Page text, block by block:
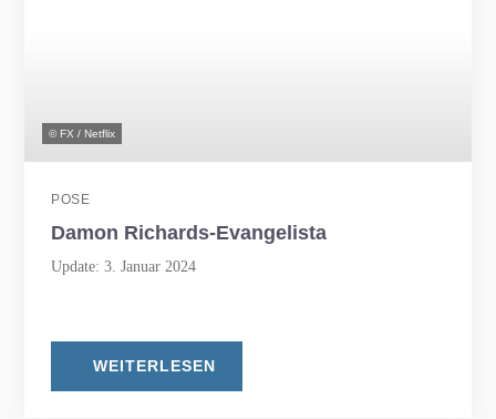
© FX / Netflix
POSE
Damon Richards-Evangelista
Update: 3. Januar 2024
WEITERLESEN